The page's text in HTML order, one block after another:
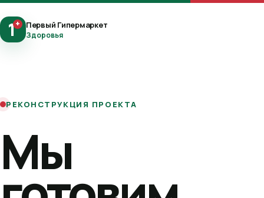
1+ Первый Гипермаркет
Здоровья
РЕКОНСТРУКЦИЯ ПРОЕКТА
Мы